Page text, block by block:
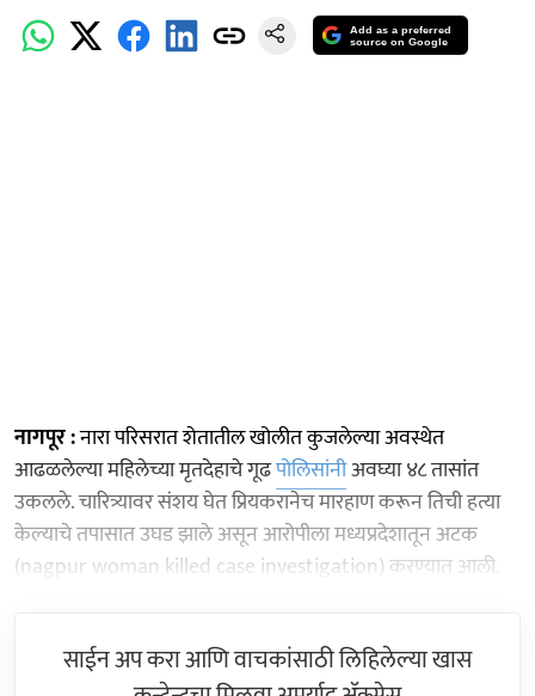
Add as a preferred
source on Google
नागपूर :नारा परिसरात शेतातील खोलीत कुजलेल्या अवस्थेत
आढळलेल्या महिलेच्या मृतदेहाचे गूढपोलिसांनीअवघ्या ४८ तासांत
उकलले. चारित्र्यावर संशय घेत प्रियकरानेच मारहाण करून तिची हत्या
केल्याचे तपासात उघड झाले असून आरोपीला मध्यप्रदेशातून अटक
(nagpur woman killed case investigation) करण्यात आली.
साईन अप करा आणि वाचकांसाठी लिहिलेल्या खास